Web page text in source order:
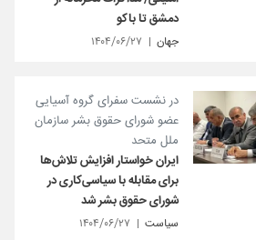
دمشق تا باکو
جهان ۱۴۰۴/۰۶/۲۷
در نشست سفرای گروه آسیایی
عضو شورای حقوق بشر سازمان
ملل متحد
ایران خواستار افزایش تلاش‌ها
برای مقابله با سیاسی‌کاری در
شورای حقوق بشر شد
سیاست ۱۴۰۴/۰۶/۲۷